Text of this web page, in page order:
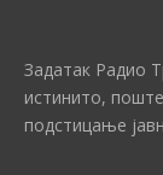
Задатак Радио
истинито,
подстицање